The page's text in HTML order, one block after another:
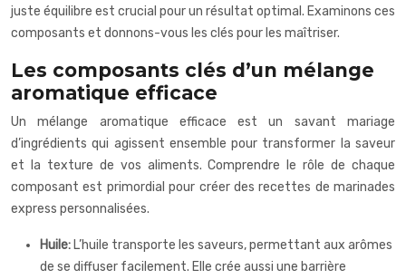
juste équilibre est crucial pour un résultat optimal. Examinons ces
composants et donnons-vous les clés pour les maîtriser.
Les composants clés d’un mélange
aromatique efficace
Un mélange aromatique efficace est un savant mariage
d’ingrédients qui agissent ensemble pour transformer la saveur
et la texture de vos aliments. Comprendre le rôle de chaque
composant est primordial pour créer desrecettes de marinades
express personnalisées.
Huile: L’huile transporte les saveurs, permettant aux arômes
de se diffuser facilement. Elle crée aussi une barrière